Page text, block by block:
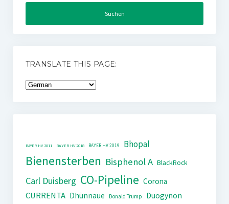
TRANSLATE THIS PAGE:
BAYER HV 2011 BAYER HV 2018 BAYER HV 2019 Bhopal
Bienensterben Bisphenol A BlackRock
Carl Duisberg CO-Pipeline Corona
CURRENTA Dhünnaue Donald Trump
Duogynon